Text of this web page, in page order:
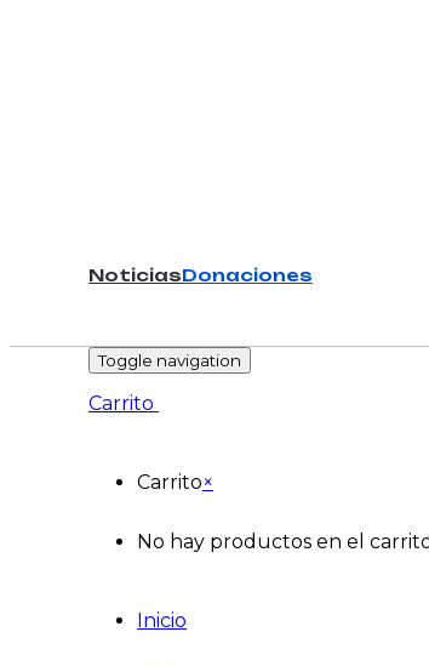
NoticiasDonaciones
Toggle navigation
Carrito
Carrito×
No hay productos en el
Inicio